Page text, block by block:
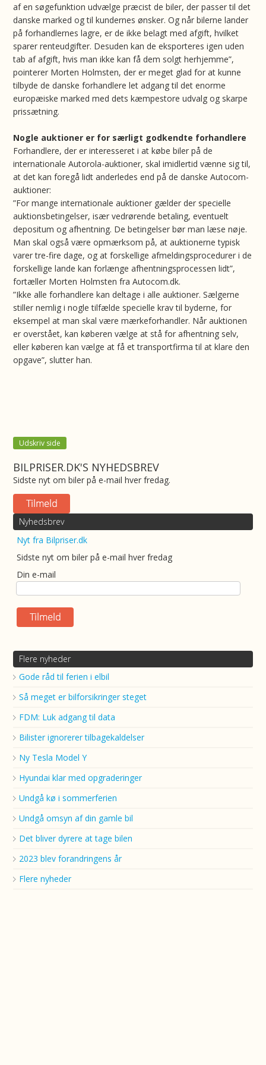
af en søgefunktion udvælge præcist de biler, der passer til det
danske marked og til kundernes ønsker. Og når bilerne lander
på forhandlernes lagre, er de ikke belagt med afgift, hvilket
sparer renteudgifter. Desuden kan de eksporteres igen uden
tab af afgift, hvis man ikke kan få dem solgt herhjemme”,
pointerer Morten Holmsten, der er meget glad for at kunne
tilbyde de danske forhandlere let adgang til det enorme
europæiske marked med dets kæmpestore udvalg og skarpe
prissætning.
Nogle auktioner er for særligt godkendte forhandlere
Forhandlere, der er interesseret i at købe biler på de
internationale Autorola-auktioner, skal imidlertid vænne sig til,
at det kan foregå lidt anderledes end på de danske Autocom-
auktioner:
”For mange internationale auktioner gælder der specielle
auktionsbetingelser, især vedrørende betaling, eventuelt
depositum og afhentning. De betingelser bør man læse nøje.
Man skal også være opmærksom på, at auktionerne typisk
varer tre-fire dage, og at forskellige afmeldingsprocedurer i de
forskellige lande kan forlænge afhentningsprocessen lidt”,
fortæller Morten Holmsten fra Autocom.dk.
”Ikke alle forhandlere kan deltage i alle auktioner. Sælgerne
stiller nemlig i nogle tilfælde specielle krav til byderne, for
eksempel at man skal være mærkeforhandler. Når auktionen
er overstået, kan køberen vælge at stå for afhentning selv,
eller køberen kan vælge at få et transportfirma til at klare den
opgave”, slutter han.
Udskriv side
BILPRISER.DK'S NYHEDSBREV
Sidste nyt om biler på e-mail hver fredag.
Nyhedsbrev
Nyt fra Bilpriser.dk
Sidste nyt om biler på e-mail hver fredag
Din e-mail
Flere nyheder
Gode råd til ferien i elbil
Så meget er bilforsikringer steget
FDM: Luk adgang til data
Bilister ignorerer tilbagekaldelser
Ny Tesla Model Y
Hyundai klar med opgraderinger
Undgå kø i sommerferien
Undgå omsyn af din gamle bil
Det bliver dyrere at tage bilen
2023 blev forandringens år
Flere nyheder